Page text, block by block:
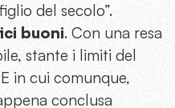
del secolo”.
buoni. Con una resa
stante i limiti del
in cui comunque,
conclusa